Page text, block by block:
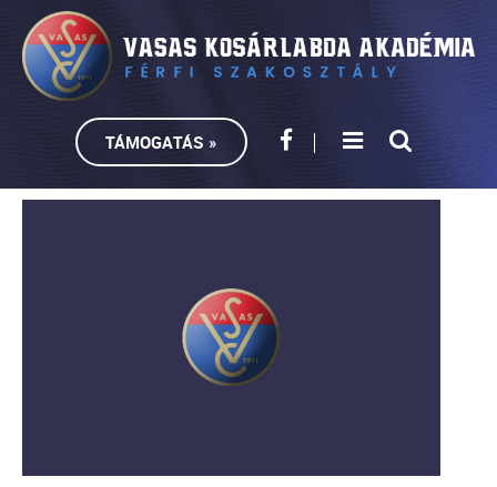
TÁMOGATÁS »